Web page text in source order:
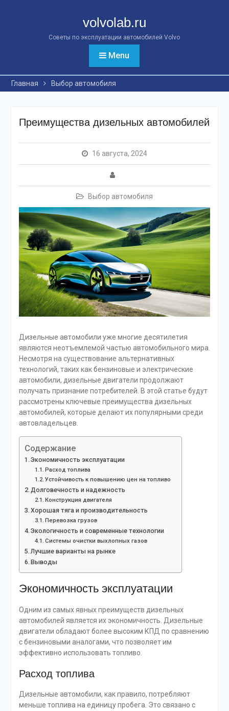
volvolab.ru
Советы по эксплуатации автомобилей Volvo
Menu
Главная Выбор автомобиля
Преимущества дизельных автомобилей
16 августа, 2024
Выбор автомобиля
Дизельные автомобили уже многие десятилетия
являются неотъемлемой частью автомобильного мира.
Несмотря на существование альтернативных
технологий, таких как бензиновые и электрические
автомобили, дизельные двигатели продолжают
получать признание потребителей. В этой статье будут
рассмотрены ключевые преимущества дизельных
автомобилей, которые делают их популярными среди
автовладельцев.
Содержание
Экономичность эксплуатации
Расход топлива
Устойчивость к повышению цен на топливо
Долговечность и надежность
Конструкция двигателя
Хорошая тяга и производительность
Перевозка грузов
Экологичность и современные технологии
Системы очистки выхлопных газов
Лучшие варианты на рынке
Выводы
Экономичность эксплуатации
Одним из самых явных преимуществ дизельных
автомобилей является их экономичность. Дизельные
двигатели обладают более высоким КПД по сравнению
с бензиновыми аналогами, что позволяет им
эффективно использовать топливо.
Расход топлива
Дизельные автомобили, как правило, потребляют
меньше топлива на единицу пробега. Это связано с